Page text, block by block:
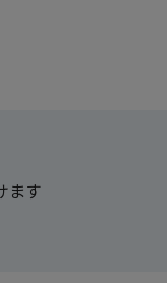
ます